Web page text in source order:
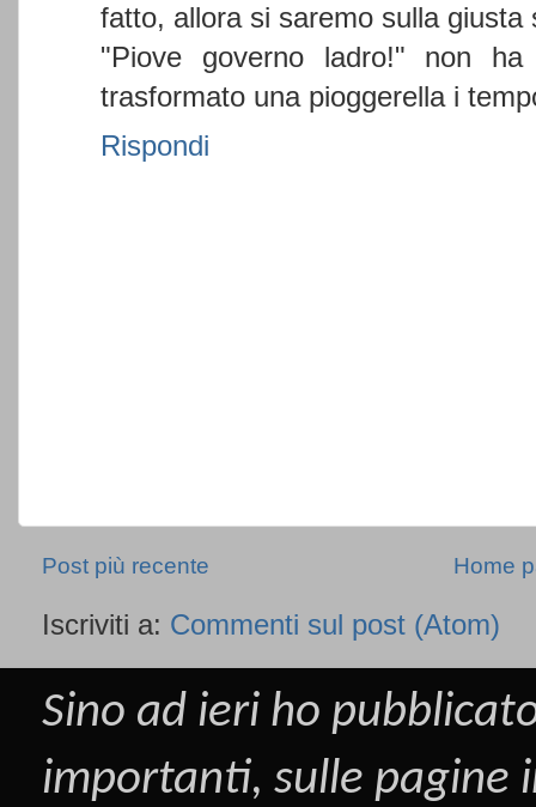
fatto, allora si saremo sulla giusta
"Piove governo ladro!" non
trasformato una pioggerella i
Rispondi
Post più recente Home
Iscriviti a: Commenti sul post (Atom)
Sino ad ieri ho
importanti, sulle pagine